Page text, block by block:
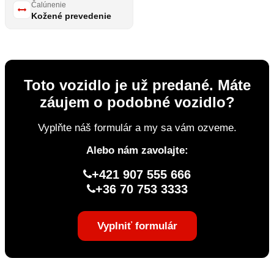
Čalúnenie
Kožené prevedenie
Toto vozidlo je už predané. Máte
záujem o podobné vozidlo?
Vyplňte náš formulár a my sa vám ozveme.
Alebo nám zavolajte:
+421 907 555 666
+36 70 753 3333
Vyplniť formulár